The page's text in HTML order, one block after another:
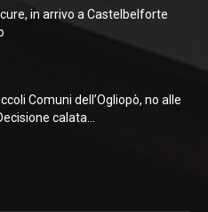
in arrivo a Castelbelforte
Comuni dell’Ogliopò, no alle
calata...